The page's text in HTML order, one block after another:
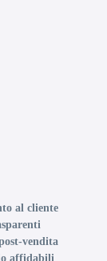
al cliente
vendita
affidabili